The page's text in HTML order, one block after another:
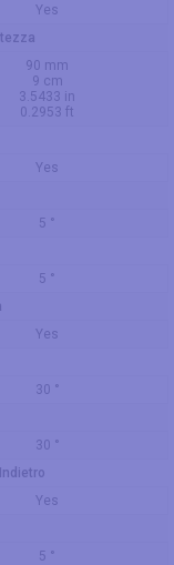
Yes
90 mm
9 cm
3.5433 in
0.2953 ft
Yes
5 °
5 °
Yes
30 °
30 °
Yes
5 °